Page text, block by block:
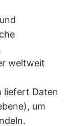
weltweit
liefert Daten
um